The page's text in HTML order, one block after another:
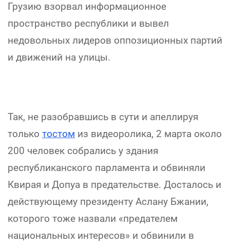
Грузию взорвал информационное
пространство республики и вывел
недовольных лидеров оппозиционных партий
и движений на улицы.
Так, не разобравшись в сути и апеллируя
только тостом из видеоролика, 2 марта около
200 человек собрались у здания
республиканского парламента и обвиняли
Квирая и Допуа в предательстве. Досталось и
действующему президенту Аслану Бжании,
которого тоже назвали «предателем
национальных интересов» и обвинили в